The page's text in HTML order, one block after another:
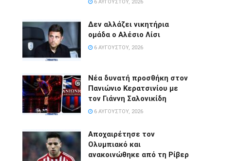
6 ΑΥΓΟΎΣΤΟΥ, 2026
Δεν αλλάζει νικητήρια
ομάδα ο Αλέσιο Λίσι
6 ΑΥΓΟΎΣΤΟΥ, 2026
Νέα δυνατή προσθήκη στον
Πανιώνιο Κερατσινίου με
τον Γιάννη Σαλονικίδη
6 ΑΥΓΟΎΣΤΟΥ, 2026
Αποχαιρέτησε τον
Ολυμπιακό και
ανακοινώθηκε από τη Ρίβερ